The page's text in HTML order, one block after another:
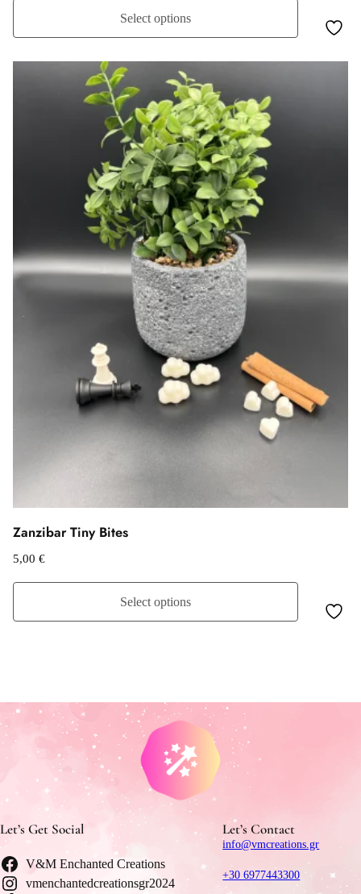
Select options
Zanzibar Tiny Bites
5,00 €
Select options
Let’s Get Social
V&M Enchanted Creations
vmenchantedcreationsgr2024
Let’s Contact
info@vmcreations.gr
+30 6977443300